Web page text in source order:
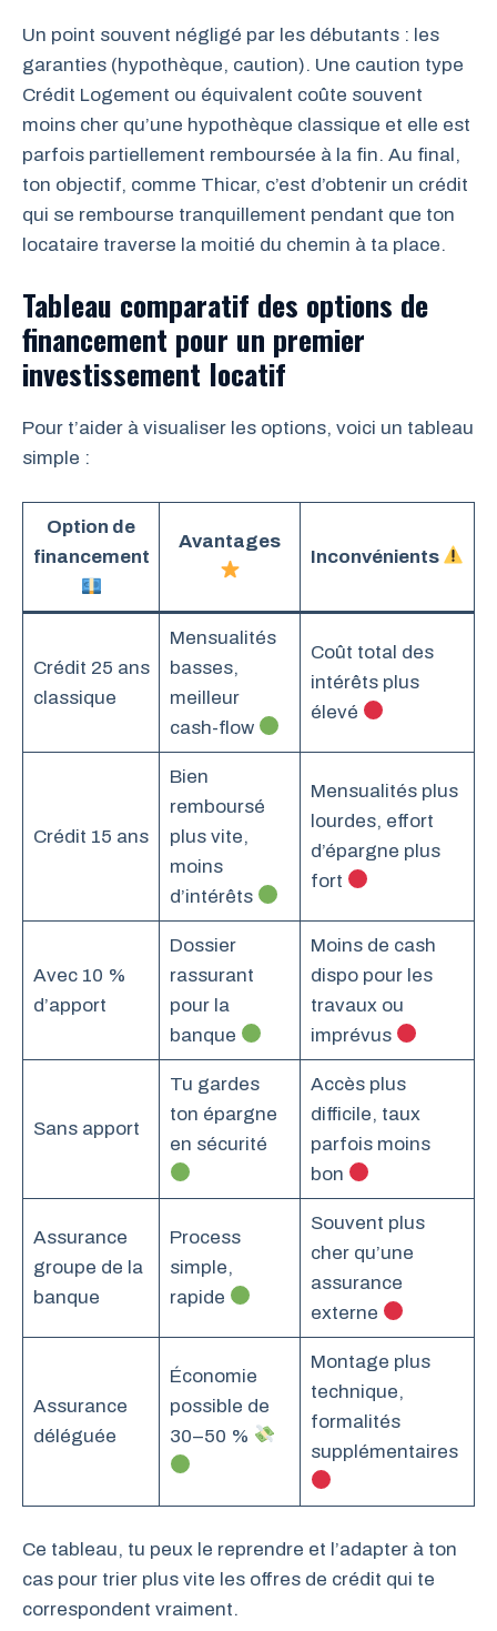
Un point souvent négligé par les débutants : les
garanties (hypothèque, caution). Une caution type
Crédit Logement ou équivalent coûte souvent
moins cher qu’une hypothèque classique et elle est
parfois partiellement remboursée à la fin. Au final,
ton objectif, comme Thicar, c’est d’obtenir un crédit
qui se rembourse tranquillement pendant que ton
locataire traverse la moitié du chemin à ta place.
Tableau comparatif des options de
financement pour un premier
investissement locatif
Pour t’aider à visualiser les options, voici un tableau
simple :
Option de
financement
Avantages
Inconvénients
Crédit 25 ans
classique
Mensualités
basses,
meilleur
cash-flow
Coût total des
intérêts plus
élevé
Crédit 15 ans
Bien
remboursé
plus vite,
moins
d’intérêts
Mensualités plus
lourdes, effort
d’épargne plus
fort
Avec 10 %
d’apport
Dossier
rassurant
pour la
banque
Moins de cash
dispo pour les
travaux ou
imprévus
Sans apport
Tu gardes
ton épargne
en sécurité
Accès plus
difficile, taux
parfois moins
bon
Assurance
groupe de la
banque
Process
simple,
rapide
Souvent plus
cher qu’une
assurance
externe
Assurance
déléguée
Économie
possible de
30–50 %
Montage plus
technique,
formalités
supplémentaires
Ce tableau, tu peux le reprendre et l’adapter à ton
cas pour trier plus vite les offres de crédit qui te
correspondent vraiment.